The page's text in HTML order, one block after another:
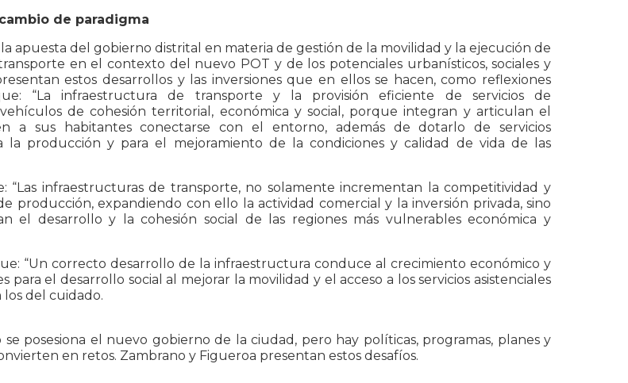
de paradigma
apuesta del gobierno distrital en materia de gestión de la movilidad y la ejecución de
en el contexto del nuevo POT y de los potenciales urbanísticos, sociales y
estos desarrollos y las inversiones que en ellos se hacen, como reflexiones
“La infraestructura de transporte y la provisión eficiente de servicios de
de cohesión territorial, económica y social, porque integran y articulan el
a sus habitantes conectarse con el entorno, además de dotarlo de servicios
la producción y para el mejoramiento de la condiciones y calidad de vida de las
“Las infraestructuras de transporte, no solamente incrementan la competitividad y
producción, expandiendo con ello la actividad comercial y la inversión privada, sino
el desarrollo y la cohesión social de las regiones más vulnerables económica y
“Un correcto desarrollo de la infraestructura conduce al crecimiento económico y
para el desarrollo social al mejorar la movilidad y el acceso a los servicios asistenciales
los del cuidado.
posesiona el nuevo gobierno de la ciudad, pero hay políticas, programas, planes y
en retos. Zambrano y Figueroa presentan estos desafíos.